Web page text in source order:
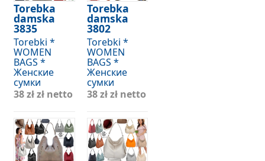
Torebka
damska
3835
Torebki *
WOMEN
BAGS *
Женские
сумки
38 złzł netto
Torebka
damska
3802
Torebki *
WOMEN
BAGS *
Женские
сумки
38 złzł netto